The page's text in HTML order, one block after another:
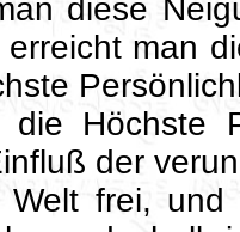
diese
man
die Höchste
der
Welt frei,